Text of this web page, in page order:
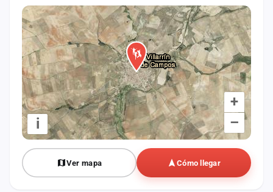
+
–
i
Ver mapa Cómo llegar